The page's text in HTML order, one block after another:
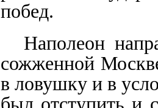
побед.
Наполеон
сожженной
в ловушку и в